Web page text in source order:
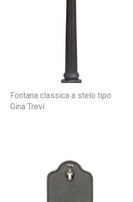
Fontana classica a stelo tipo
Gina Trevi